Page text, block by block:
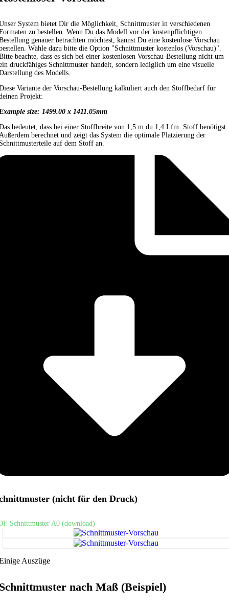
System bietet Dir die Möglichkeit, Schnittmuster in verschiedenen
zu bestellen. Wenn Du das Modell vor der kostenpflichtigen
genauer betrachten möchtest, kannst Du eine kostenlose Vorschau
Wähle dazu bitte die Option "Schnittmuster kostenlos (Vorschau)".
beachte, dass es sich bei einer kostenlosen Vorschau-Bestellung nicht um
druckfähiges Schnittmuster handelt, sondern lediglich um eine visuelle
des Modells.
Variante der Vorschau-Bestellung kalkuliert auch den Stoffbedarf für
Projekt:
size: 1499.00 x 1411.05mm
bedeutet, dass bei einer Stoffbreite von 1,5 m du 1,4 Lfm. Stoff benötigst.
berechnet und zeigt das System die optimale Platzierung der
auf dem Stoff an.
(nicht für den Druck)
Schnittmuster A0 (download)
Auszüge
nach Maß (Beispiel)